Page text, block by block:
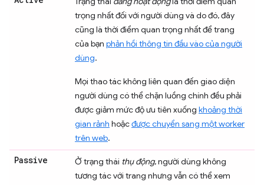
trọng nhất đối với người dùng và do đó, đây
cũng là thời điểm quan trọng nhất để trang
của bạn phản hồi thông tin đầu vào của người
dùng.
Mọi thao tác không liên quan đến giao diện
người dùng có thể chặn luồng chính đều phải
được giảm mức độ ưu tiên xuống khoảng thời
gian rảnh hoặcđược chuyển sang một worker
trên web.
Passive Ở trạng thái thụ động, người dùng không
tương tác với trang nhưng vẫn có thể xem